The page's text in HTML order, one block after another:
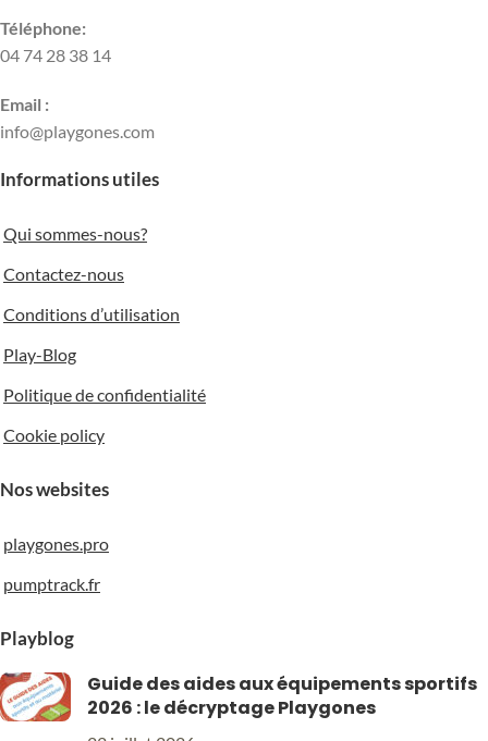
Téléphone:
04 74 28 38 14
Email :
info@playgones.com
Informations utiles
Qui sommes-nous?
Contactez-nous
Conditions d’utilisation
Play-Blog
Politique de confidentialité
Cookie policy
Nos websites
playgones.pro
pumptrack.fr
Playblog
Guide des aides aux équipements sportifs
2026 : le décryptage Playgones